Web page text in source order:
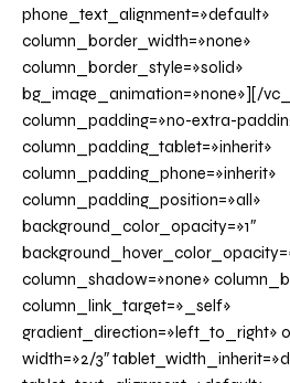
phone_text_alignment=»default»
column_border_width=»none»
column_border_style=»solid»
bg_image_animation=»none»][/
column_padding=»no-extra-
column_padding_tablet=»inherit»
column_padding_phone=»inherit»
column_padding_position=»all»
background_color_opacity=»1″
column_shadow=»none»
column_link_target=»_self»
gradient_direction=»left_to_right»
width=»2/3″